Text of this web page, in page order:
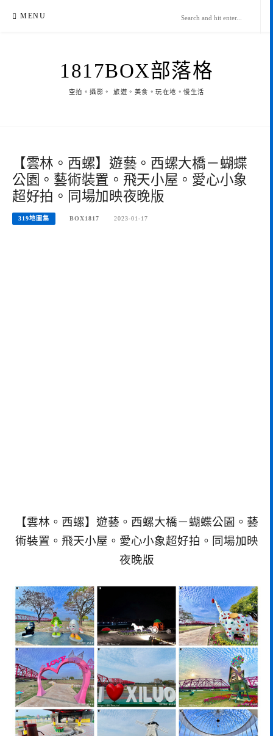
MENU
1817BOX部落格
空拍。攝影。 旅遊。美食。玩在地。慢生活
【雲林。西螺】遊藝。西螺大橋－蝴蝶
公園。藝術裝置。飛天小屋。愛心小象
超好拍。同場加映夜晚版
319地圖集 BOX1817 2023-01-17
【雲林。西螺】遊藝。西螺大橋－蝴蝶公園。藝
術裝置。飛天小屋。愛心小象超好拍。同場加映
夜晚版